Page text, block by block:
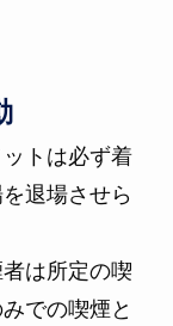
トは必ず着
退場させら
は所定の喫
での喫煙と